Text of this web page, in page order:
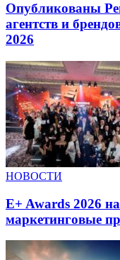
Опубликованы
агентств и
2026
НОВОСТИ
E+ Awards 2026
маркетинговые